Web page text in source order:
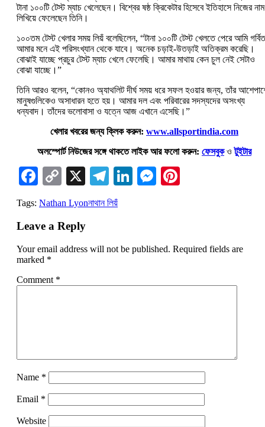
টানা ১০০টি টেস্ট ম্যাচ খেলেছেন। বিশ্বের ষষ্ঠ ক্রিকেটার হিসেবে ইতিহাসে নিজের নাম
লিখিয়ে ফেলেছেন তিনি।
১০০তম টেস্ট খেলার সময় লিয়ঁ বলেছিলেন, “টানা ১০০টি টেস্ট খেলতে পেরে আমি
আমার মনে এই পরিসংখ্যান থেকে যাবে। অনেক চড়াই-উতড়াই অতিক্রম করেছি।
বোঝাই যাচ্ছে প্রচুর টেস্ট ম্যাচ খেলে ফেলেছি। আমার মাথায় কেন চুল নেই সেটাও
বোঝা যাচ্ছে।”
তিনি আরও বলেন, “কোনও অ্যাথলিট দীর্ঘ সময় ধরে সফল হওয়ার জন্য, তাঁর
মানুষগুলিকেও অসাধারন হতে হয়। আমার দল এবং পরিবারের সদস্যদের অসংখ্য
ধন্যবাদ। তাঁদের ভলোবাসা ও যত্নে আজ এখানে এসেছি।”
খেলার খবরের জন্য ক্লিক করুন: www.allsportindia.com
অলস্পোর্ট নিউজের সঙ্গে থাকতে লাইক আর ফলো করুন: ফেসবুকওটুইটার
Facebook
Copy
Link
X Telegram
LinkedIn
Messenger
Tags: Nathan Lyonনাথান লিয়ঁ
Leave a Reply
Your email address will not be published. Required fields are
marked *
Comment *
Name *
Email *
Website